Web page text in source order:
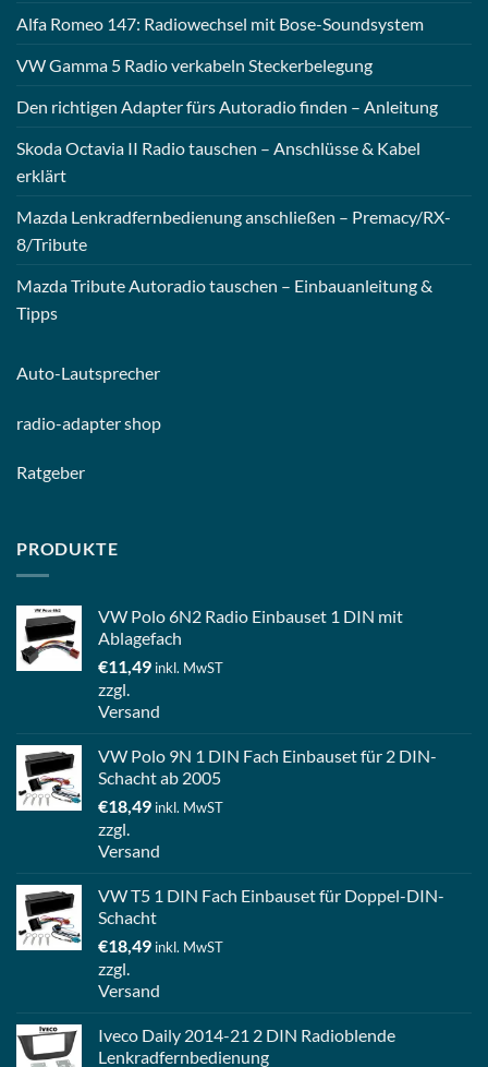
Alfa Romeo 147: Radiowechsel mit Bose-Soundsystem
VW Gamma 5 Radio verkabeln Steckerbelegung
Den richtigen Adapter fürs Autoradio finden – Anleitung
Skoda Octavia II Radio tauschen – Anschlüsse & Kabel
erklärt
Mazda Lenkradfernbedienung anschließen – Premacy/RX-
8/Tribute
Mazda Tribute Autoradio tauschen – Einbauanleitung &
Tipps
Auto-Lautsprecher
radio-adapter shop
Ratgeber
PRODUKTE
VW Polo 6N2 Radio Einbauset 1 DIN mit
Ablagefach
€11,49 inkl. MwST
zzgl.
Versand
VW Polo 9N 1 DIN Fach Einbauset für 2 DIN-
Schacht ab 2005
€18,49 inkl. MwST
zzgl.
Versand
VW T5 1 DIN Fach Einbauset für Doppel-DIN-
Schacht
€18,49 inkl. MwST
zzgl.
Versand
Iveco Daily 2014-21 2 DIN Radioblende
Lenkradfernbedienung